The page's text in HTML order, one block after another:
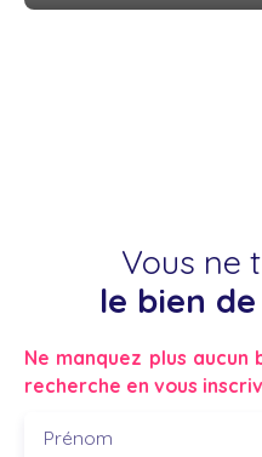
Vous ne
le bien
Ne manquez plus
recherche en vous
Prénom